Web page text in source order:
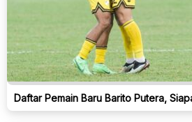
Daftar Pemain Baru Barito Putera,